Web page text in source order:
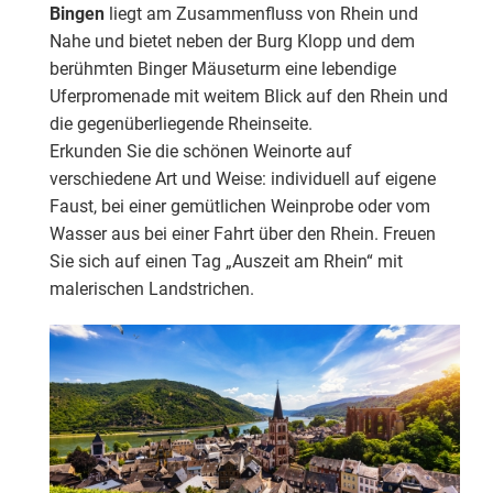
Bingen liegt am Zusammenfluss von Rhein und
Nahe und bietet neben der Burg Klopp und dem
berühmten Binger Mäuseturm eine lebendige
Uferpromenade mit weitem Blick auf den Rhein und
die gegenüberliegende Rheinseite.
Erkunden Sie die schönen Weinorte auf
verschiedene Art und Weise: individuell auf eigene
Faust, bei einer gemütlichen Weinprobe oder vom
Wasser aus bei einer Fahrt über den Rhein. Freuen
Sie sich auf einen Tag „Auszeit am Rhein“ mit
malerischen Landstrichen.
Erleben Sie eine nostalgische Tagesreise mit dem
privaten 1. Klasse-Sonderzug AKE-RHEINGOLD durch
das malerische Mittelrheintal. Geprägt von
rebenbewachsenen Steilhängen, malerischen
Fachwerkorten und mittelalterlichen Burgen, ist das
UNESCO-Weltkulturerbe Mittelrheintal der Inbegriff der
„Rheinromantik“. Während der Fahrt zeigen sich tolle